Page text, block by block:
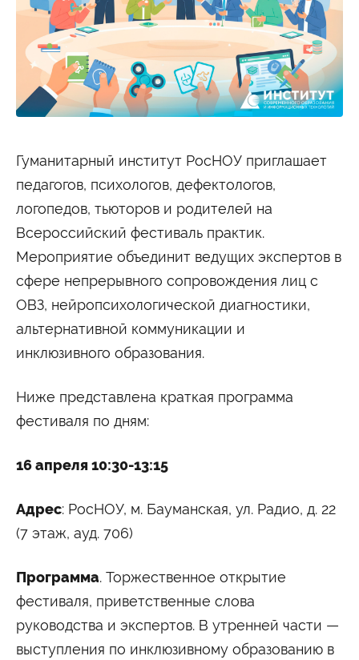
Студенту
Военно-учетный стол Миграционный учет
Библиотека
Полезные ссылки
Антиплагиат
Карта москвича
Центр правовой помощи
Новости и Объявления
Фотогалерея
Второе высшее
Формы обучения
Очная форма обучения
Очно-заочная форма обучения
Заочная форма обучения
Мероприятия
Дни открытых дверей
Выездные студенческие мероприятия
Университетские субботы
Контакты
Администрация
Подписаться на нас
Министерство науки и высшего образования
Министерство просвещения Российской
Федерации
Гуманитарный институт РосНОУ приглашает
педагогов, психологов, дефектологов,
логопедов, тьюторов и родителей на
Всероссийский фестиваль практик.
Мероприятие объединит ведущих экспертов в
сфере непрерывного сопровождения лиц с
ОВЗ, нейропсихологической диагностики,
альтернативной коммуникации и
инклюзивного образования.
Ниже представлена краткая программа
фестиваля по дням:
16 апреля 10:30-13:15
Адрес: РосНОУ, м. Бауманская, ул. Радио, д. 22
(7 этаж, ауд. 706)
Программа. Торжественное открытие
фестиваля, приветственные слова
руководства и экспертов. В утренней части —
выступления по инклюзивному образованию в